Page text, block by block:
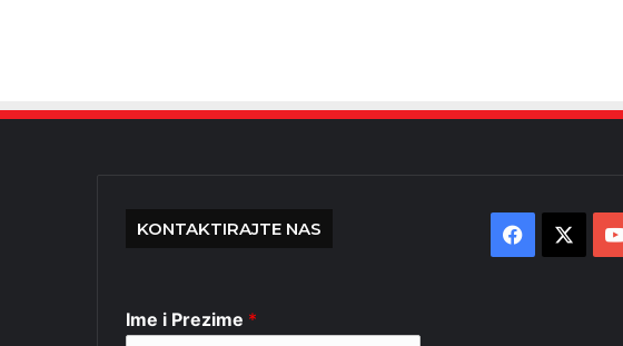
KONTAKTIRAJTE NAS
Ime i Prezime *
Facebook